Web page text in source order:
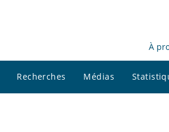
À
Recherches Médias